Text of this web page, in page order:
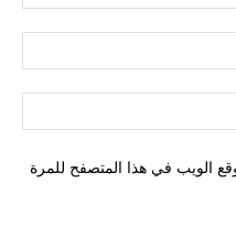
الويب في هذا المتصفح للمرة